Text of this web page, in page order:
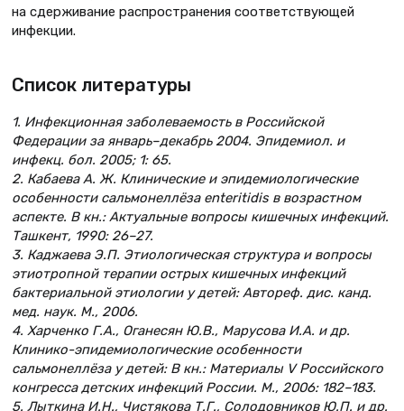
на сдерживание распространения соответствующей
инфекции.
Список литературы
1. Инфекционная заболеваемость в Российской
Федерации за январь–декабрь 2004. Эпидемиол. и
инфекц. бол. 2005; 1: 65.
2. Кабаева А. Ж. Клинические и эпидемиологические
особенности сальмонеллёза enteritidis в возрастном
аспекте. В кн.: Актуальные вопросы кишечных инфекций.
Ташкент, 1990: 26–27.
3. Каджаева Э.П. Этиологическая структура и вопросы
этиотропной терапии острых кишечных инфекций
бактериальной этиологии у детей: Автореф. дис. канд.
мед. наук. М., 2006.
4. Харченко Г.А., Оганесян Ю.В., Марусова И.А. и др.
Клинико-эпидемиологические особенности
сальмонеллёза у детей: В кн.: Материалы V Российского
конгресса детских инфекций России. М., 2006: 182–183.
5. Лыткина И.Н., Чистякова Т.Г., Солодовников Ю.П. и др.